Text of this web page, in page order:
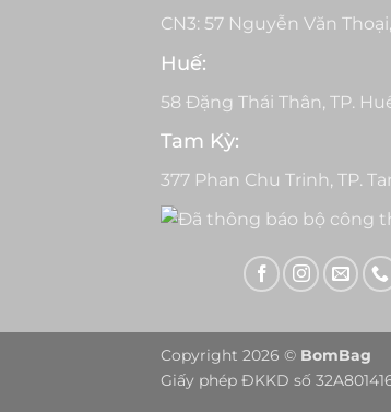
CN3: 57 Nguyễn Văn
Huế:
58 Đặng Thái Thân, TP.
Tam Kỳ:
377 Phan Chu Trinh, TP.
Copyright 2026 © BomBag
Giấy phép ĐKKD số